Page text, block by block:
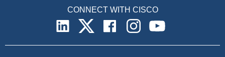
CONNECT WITH CISCO